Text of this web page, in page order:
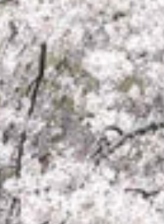
public_html/wp-conten